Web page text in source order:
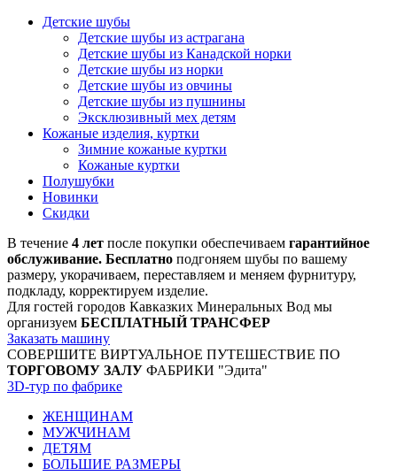
Детские шубы
Детские шубы из астрагана
Детские шубы из Канадской норки
Детские шубы из норки
Детские шубы из овчины
Детские шубы из пушнины
Эксклюзивный мех детям
Кожаные изделия, куртки
Зимние кожаные куртки
Кожаные куртки
Полушубки
Новинки
Скидки
В течение 4 лет после покупки обеспечиваем гарантийное
обслуживание. Бесплатно подгоняем шубы по вашему
размеру, укорачиваем, переставляем и меняем фурнитуру,
подкладу, корректируем изделие.
Для гостей городов Кавказких Минеральных Вод мы
организуем БЕСПЛАТНЫЙ ТРАНСФЕР
Заказать машину
СОВЕРШИТЕ ВИРТУАЛЬНОЕ ПУТЕШЕСТВИЕ ПО
ТОРГОВОМУ ЗАЛУ ФАБРИКИ "Эдита"
3D-тур по фабрике
ЖЕНЩИНАМ
МУЖЧИНАМ
ДЕТЯМ
БОЛЬШИЕ РАЗМЕРЫ